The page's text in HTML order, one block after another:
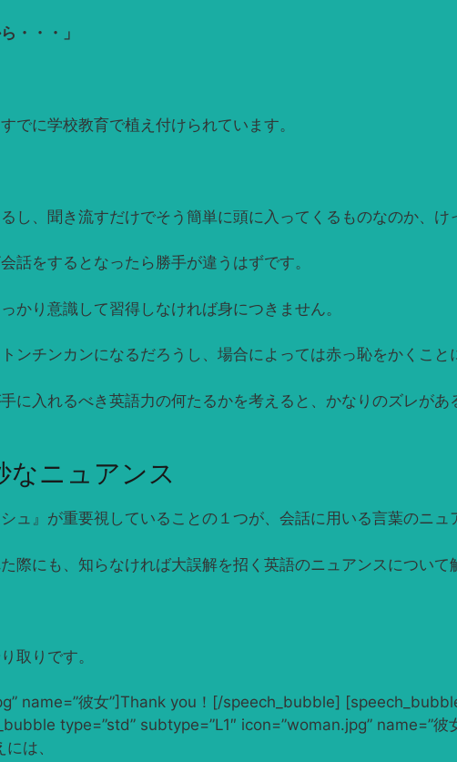
・・・」
でに学校教育で植え付けられています。
、聞き流すだけでそう簡単に頭に入ってくるものなのか、け
話をするとなったら勝手が違うはずです。
かり意識して習得しなければ身につきません。
チンカンになるだろうし、場合によっては赤っ恥をかくこと
入れるべき英語力の何たるかを考えると、かなりのズレがあ
なニュアンス
』が重要視していることの１つが、会話に用いる言葉のニュ
際にも、知らなければ大誤解を招く英語のニュアンスについて
取りです。
name=”彼女”]Thank you！[/speech_bubble]
type=”std” subtype=”L1″ icon=”woman.jpg” name=”
は、